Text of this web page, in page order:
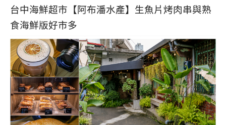
台中海鮮超市【阿布潘水產】生魚片烤肉串與熟
食海鮮版好市多